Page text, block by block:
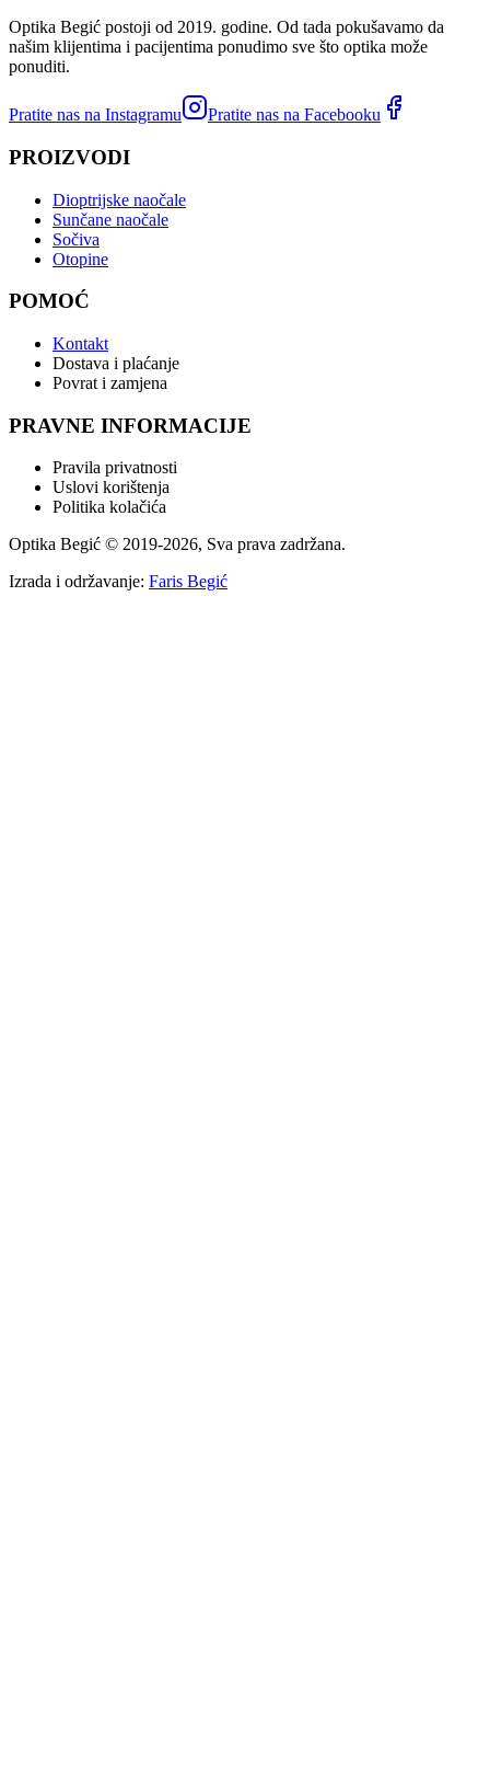
Optika Begić postoji od 2019. godine. Od tada pokušavamo da
našim klijentima i pacijentima ponudimo sve što optika može
ponuditi.
Pratite nas na Instagramu Pratite nas na Facebooku
PROIZVODI
Dioptrijske naočale
Sunčane naočale
Sočiva
Otopine
POMOĆ
Kontakt
Dostava i plaćanje
Povrat i zamjena
PRAVNE INFORMACIJE
Pravila privatnosti
Uslovi korištenja
Politika kolačića
Optika Begić © 2019-2026, Sva prava zadržana.
Izrada i održavanje: Faris Begić